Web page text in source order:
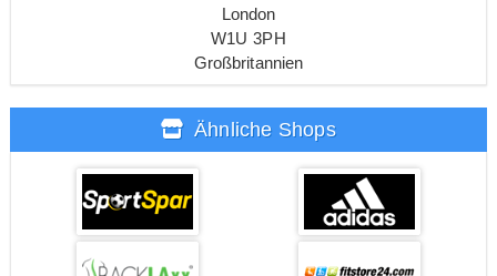
London
W1U 3PH
Großbritannien
Ähnliche Shops